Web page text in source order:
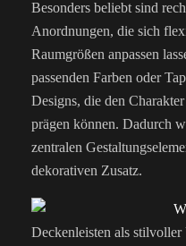
Besonders beliebt sind
Anordnungen, die sich
Raumgrößen anpassen
passenden Farben oder
Designs, die den
prägen können. Dadurch
zentralen
dekorativen Zusatz.
Deckenleisten als